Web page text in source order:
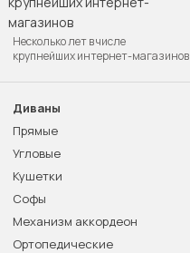
Несколько лет в числе
крупнейших интернет-магазинов
Диваны
Прямые
Угловые
Кушетки
Софы
Механизм аккордеон
Ортопедические